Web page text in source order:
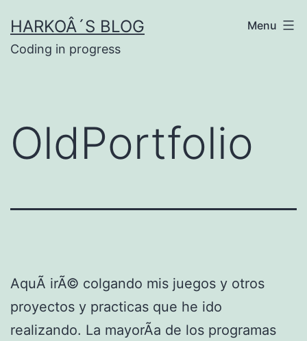
to
content
HARKOÂ´S BLOG
Coding in progress
Menu
OldPortfolio
AquÃ­ irÃ© colgando mis juegos y otros
proyectos y practicas que he ido
realizando. La mayorÃ­a de los programas